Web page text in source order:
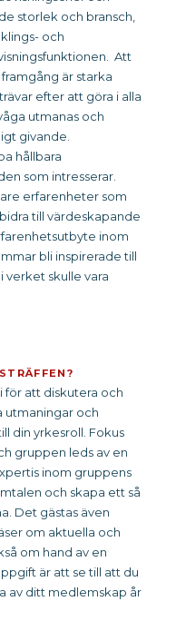
storlek och bransch,
och
Att
är starka
efter att göra i alla
utmanas och
givande.
hållbara
som intresserar.
erfarenheter som
till värdeskapande
inom
bli inspirerade till
verket skulle vara
för att diskutera och
utmaningar och
din yrkesroll. Fokus
gruppen leds av en
inom gruppens
och skapa ett så
Det gästas även
om aktuella och
om hand av en
är att se till att du
av ditt medlemskap år